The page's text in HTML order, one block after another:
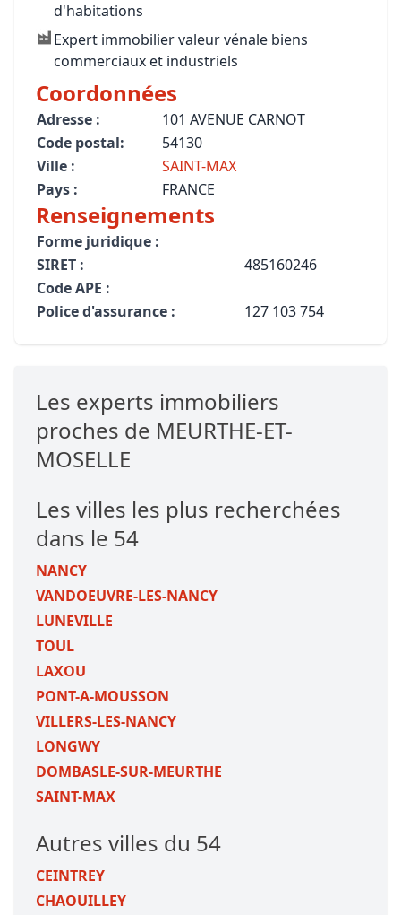
d'habitations
Expert immobilier valeur vénale biens
commerciaux et industriels
Coordonnées
Adresse :
101 AVENUE CARNOT
Code postal:
54130
Ville :
SAINT-MAX
Pays :
FRANCE
Renseignements
Forme juridique :
SIRET :
485160246
Code APE :
Police d'assurance :
127 103 754
Les experts immobiliers
proches de MEURTHE-ET-
MOSELLE
Les villes les plus recherchées
dans le 54
NANCY
VANDOEUVRE-LES-NANCY
LUNEVILLE
TOUL
LAXOU
PONT-A-MOUSSON
VILLERS-LES-NANCY
LONGWY
DOMBASLE-SUR-MEURTHE
SAINT-MAX
Autres villes du 54
CEINTREY
CHAOUILLEY